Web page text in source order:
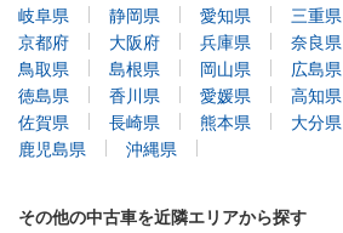
岐阜県
静岡県 愛知県 三重県
京都府
大阪府 兵庫県 奈良県
鳥取県
島根県 岡山県 広島県
徳島県
香川県 愛媛県 高知県
佐賀県
長崎県 熊本県 大分県
鹿児島県
沖縄県
その他の中古車を近隣エリアから探す